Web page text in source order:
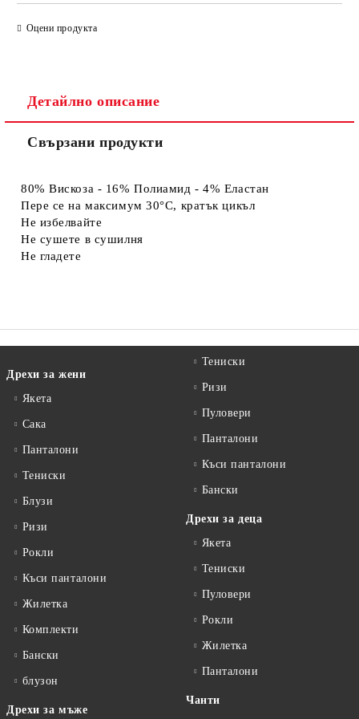
Ние ще се свържем с вас в рамките на работния ден.
Оцени продукта
Детайлно описание
Свързани продукти
80% Вискоза - 16% Полиамид - 4% Еластан
Пере се на максимум 30°C, кратък цикъл
Не избелвайте
Не сушете в сушилня
Не гладете
Дрехи за жени
Якета
Сакa
Панталони
Тениски
Блузи
Ризи
Рокли
Къси панталони
Жилетка
Комплекти
Бански
блузон
Дрехи за мъже
Тениски
Ризи
Пуловери
Панталони
Къси панталони
Бански
Дрехи за деца
Якета
Тениски
Пуловери
Рокли
Жилетка
Панталони
Чанти